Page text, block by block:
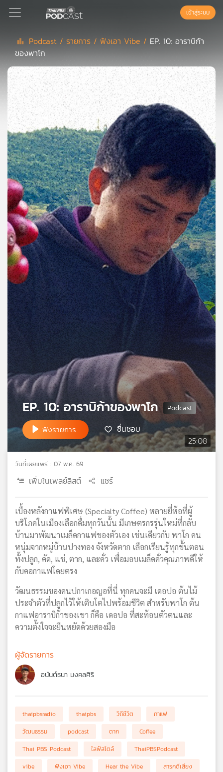
Podcast
เพล
ย์
สต์
แนะนำ
เพล
ย์
ลิ
สต์
ของ
คุณ
เพลง
บทความ
ข่าว
กิจกรรม
เครือ
ข่าย
วิทยุ
เอส
แผนที่
วิทยุ
เครือ
ข่าย
เข้าสู่ระบบ
Podcast / รายการ /ฟังเอา Vibe / EP. 10: อาราบิก้า
ของพาโก
25:08
EP. 10: อาราบิก้าของพาโก
ฟังรายการ ชื่นชอบ
วันที่เผยแพร่ : 07 พ.ค. 69
เพิ่มในเพลย์ลิสต์ แชร์
เบื้องหลังกาแฟพิเศษ (Specialty Coffee) หลายยี่ห้อที่ผู้
บริโภคในเมืองเลือกดื่มทุกวันนั้น มีเกษตรกรรุ่นใหม่ที่กลับ
บ้านมาพัฒนาเมล็ดกาแฟของตัวเอง เช่นเดียวกับ พาโก คน
หนุ่มจากหมู่บ้านปางทอง จังหวัดตาก เลือกเรียนรู้ทุกขั้นตอน
ทั้งปลูก, คัด, แช่, ตาก, และคั่ว เพื่อมอบเมล็ดคั่วคุณภาพดีให้
กับคอกาแฟโดยตรง
วัฒนธรรมของคนปกาเกอญอที่นี่ ทุกคนจะมี เดอปอ ต้นไม้
ประจำตัวที่ปลูกไว้ให้เติบโตไปพร้อมชีวิต สำหรับพาโก ต้น
กาแฟอาราบิก้าของเขา ก็คือ เดอปอ ที่สะท้อนตัวตนและ
ความตั้งใจจะยืนหยัดด้วยสองมือ
ผู้จัดรายการ
อนันต์ธนา มงคลศิริ
thaipbsradio thaipbs วิถีชีวิต
กาแฟ
วัฒนธรรม
podcast ตาก
Coffee
Thai PBS Podcast
ไลฟ์สไตล์
ThaiPBSPodcast
vibe
ฟังเอา Vibe Hear the Vibe
สารคดีเสียง